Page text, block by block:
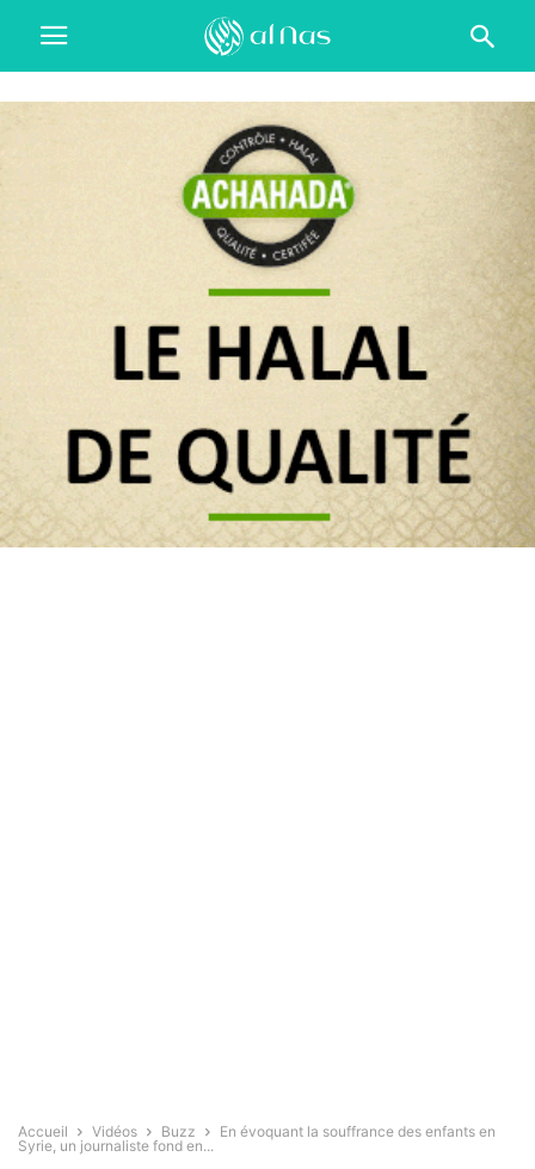
Accueil Vidéos Buzz
En évoquant la souffrance des enfants en
Syrie, un journaliste fond en...